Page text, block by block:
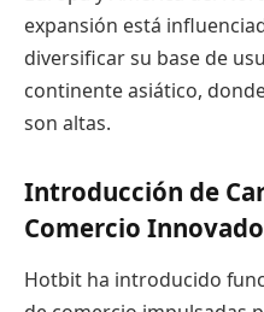
expansión está
diversificar su base de
continente asiático,
son altas.
Introducción de
Comercio
Hotbit ha introducido